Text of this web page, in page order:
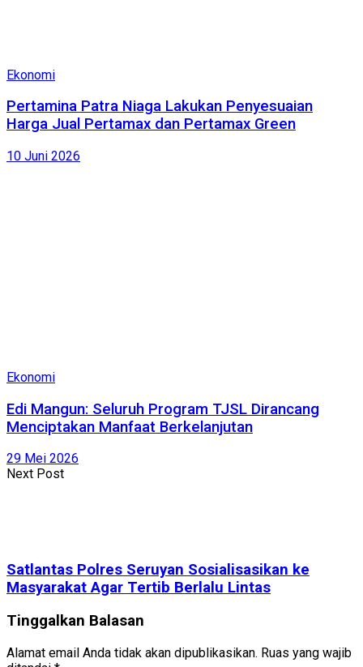
Ekonomi
Pertamina Patra Niaga Lakukan Penyesuaian
Harga Jual Pertamax dan Pertamax Green
10 Juni 2026
Ekonomi
Edi Mangun: Seluruh Program TJSL Dirancang
Menciptakan Manfaat Berkelanjutan
29 Mei 2026
Next Post
Satlantas Polres Seruyan Sosialisasikan ke
Masyarakat Agar Tertib Berlalu Lintas
Tinggalkan Balasan
Alamat email Anda tidak akan dipublikasikan. Ruas yang wajib